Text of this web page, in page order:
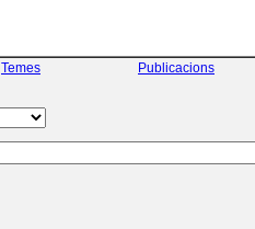
Temes Publicacions